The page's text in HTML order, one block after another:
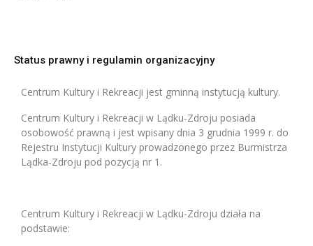
Status prawny i regulamin organizacyjny
Centrum Kultury i Rekreacji jest gminną instytucją kultury.
Centrum Kultury i Rekreacji w Lądku-Zdroju posiada
osobowość prawną i jest wpisany dnia 3 grudnia 1999 r. do
Rejestru Instytucji Kultury prowadzonego przez Burmistrza
Lądka-Zdroju pod pozycją nr 1.
Centrum Kultury i Rekreacji w Lądku-Zdroju działa na
podstawie: